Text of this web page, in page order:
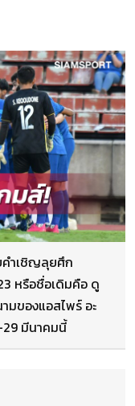
คำเชิญลุยศึก
หรือชื่อเดิมคือ ดู
มของแอสไพร์ อะ
29 มีนาคมนี้